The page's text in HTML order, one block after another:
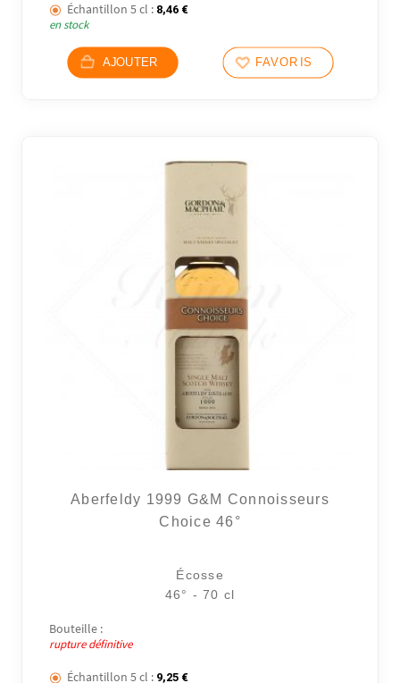
Échantillon 5 cl : 8,46 €
en stock
AJOUTER FAVORIS
Aberfeldy 1999 G&M Connoisseurs
Choice 46°
Écosse
46° - 70 cl
Bouteille :
rupture définitive
Échantillon 5 cl : 9,25 €